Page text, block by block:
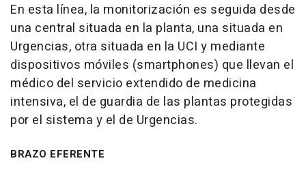
En esta línea, la monitorización es seguida desde
una central situada en la planta, una situada en
Urgencias, otra situada en la UCI y mediante
dispositivos móviles (smartphones) que llevan el
médico del servicio extendido de medicina
intensiva, el de guardia de las plantas protegidas
por el sistema y el de Urgencias.
BRAZO EFERENTE